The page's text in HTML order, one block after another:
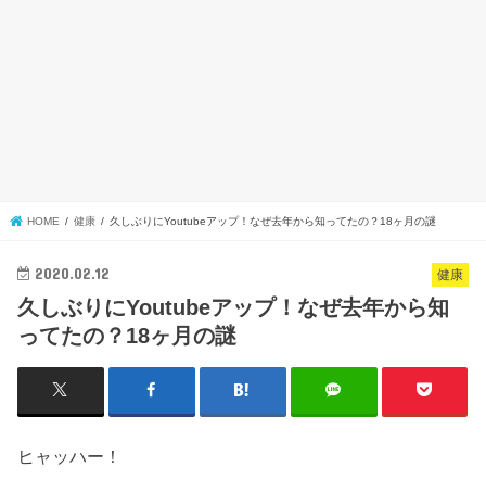
HOME 健康 久しぶりにYoutubeアップ！なぜ去年から知ってたの？18ヶ月の謎
健康
2020.02.12
久しぶりにYoutubeアップ！なぜ去年から知
ってたの？18ヶ月の謎
ヒャッハー！